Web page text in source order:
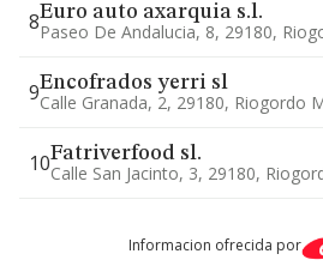
8Euro auto axarquia s.l.
Paseo De Andalucia, 8, 29180,
9Encofrados yerri sl
Calle Granada, 2, 29180, Riogordo
10Fatriverfood sl.
Calle San Jacinto, 3, 29180,
Informacion ofrecida por